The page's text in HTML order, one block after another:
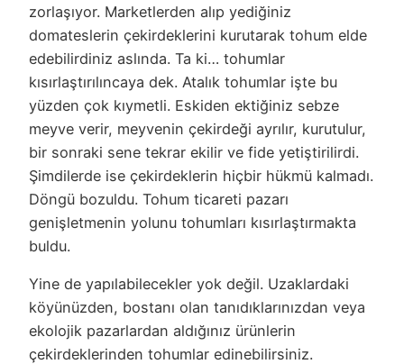
zorlaşıyor. Marketlerden alıp yediğiniz
domateslerin çekirdeklerini kurutarak tohum elde
edebilirdiniz aslında. Ta ki… tohumlar
kısırlaştırılıncaya dek. Atalık tohumlar işte bu
yüzden çok kıymetli. Eskiden ektiğiniz sebze
meyve verir, meyvenin çekirdeği ayrılır, kurutulur,
bir sonraki sene tekrar ekilir ve fide yetiştirilirdi.
Şimdilerde ise çekirdeklerin hiçbir hükmü kalmadı.
Döngü bozuldu. Tohum ticareti pazarı
genişletmenin yolunu tohumları kısırlaştırmakta
buldu.
Yine de yapılabilecekler yok değil. Uzaklardaki
köyünüzden, bostanı olan tanıdıklarınızdan veya
ekolojik pazarlardan aldığınız ürünlerin
çekirdeklerinden tohumlar edinebilirsiniz.